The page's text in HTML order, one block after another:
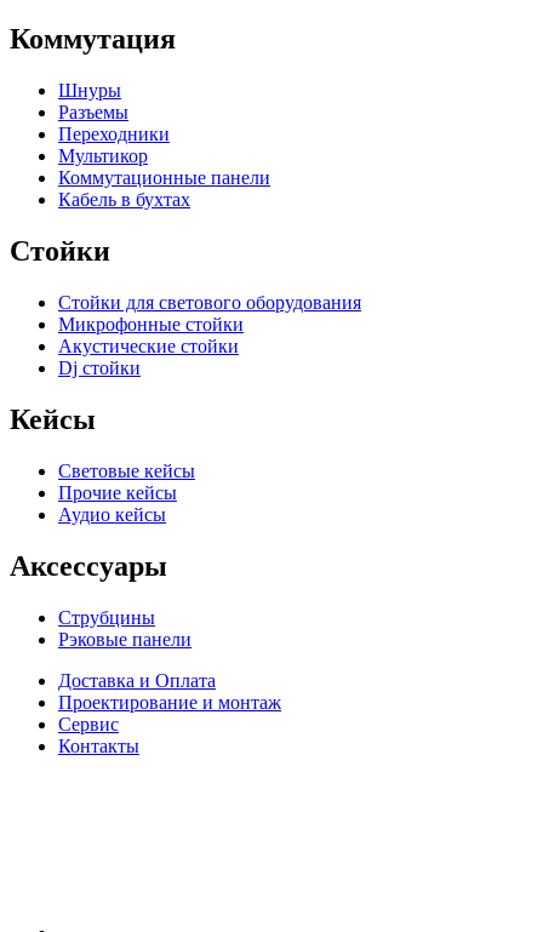
Коммутация
Шнуры
Разъемы
Переходники
Мультикор
Коммутационные панели
Кабель в бухтах
Стойки
Стойки для светового оборудования
Микрофонные стойки
Акустические стойки
Dj стойки
Кейсы
Световые кейсы
Прочие кейсы
Аудио кейсы
Аксессуары
Струбцины
Рэковые панели
Доставка и Оплата
Проектирование и монтаж
Сервис
Контакты